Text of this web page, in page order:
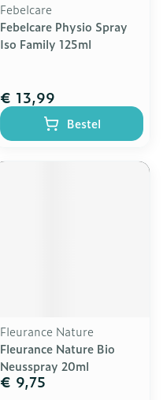
Febelcare
Febelcare Physio Spray
Iso Family 125ml
€ 13,99
Bestel
Fleurance Nature
Fleurance Nature Bio
Neusspray 20ml
€ 9,75